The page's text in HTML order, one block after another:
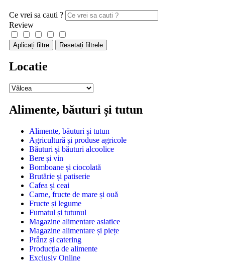
Ce vrei sa cauti ?
Review
Aplicați filtre Resetați filtrele
Locatie
Alimente, băuturi și tutun
Alimente, băuturi și tutun
Agricultură și produse agricole
Băuturi și băuturi alcoolice
Bere și vin
Bomboane și ciocolată
Brutărie și patiserie
Cafea și ceai
Carne, fructe de mare și ouă
Fructe și legume
Fumatul și tutunul
Magazine alimentare asiatice
Magazine alimentare și piețe
Prânz și catering
Producția de alimente
Exclusiv Online